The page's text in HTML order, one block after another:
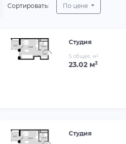
Сортировать: По цене
Студия
S общая, м²
23.02 м²
Студия